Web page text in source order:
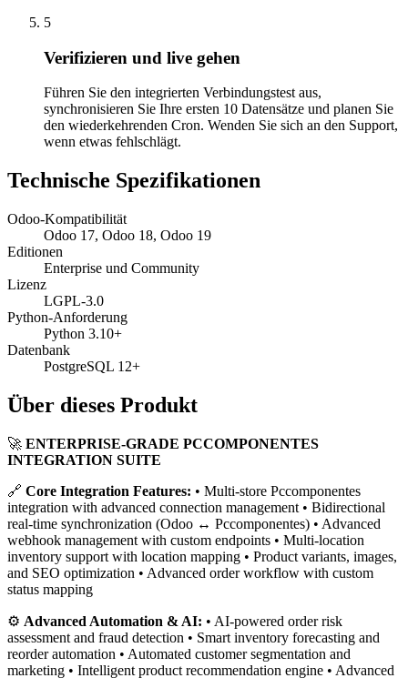
5
Verifizieren und live gehen
Führen Sie den integrierten Verbindungstest aus,
synchronisieren Sie Ihre ersten 10 Datensätze und planen Sie
den wiederkehrenden Cron. Wenden Sie sich an den Support,
wenn etwas fehlschlägt.
Technische Spezifikationen
Odoo-Kompatibilität
Odoo 17, Odoo 18, Odoo 19
Editionen
Enterprise und Community
Lizenz
LGPL-3.0
Python-Anforderung
Python 3.10+
Datenbank
PostgreSQL 12+
Über dieses Produkt
🚀 ENTERPRISE-GRADE PCCOMPONENTES
INTEGRATION SUITE
🔗 Core Integration Features: • Multi-store Pccomponentes
integration with advanced connection management • Bidirectional
real-time synchronization (Odoo ↔ Pccomponentes) • Advanced
webhook management with custom endpoints • Multi-location
inventory support with location mapping • Product variants, images,
and SEO optimization • Advanced order workflow with custom
status mapping
⚙️ Advanced Automation & AI: • AI-powered order risk
assessment and fraud detection • Smart inventory forecasting and
reorder automation • Automated customer segmentation and
marketing • Intelligent product recommendation engine • Advanced